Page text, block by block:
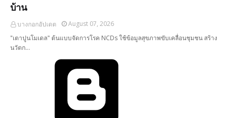
บ้าน
บางกอกอัปเดต
August 07, 2026
"เตาปูนโมเดล" ต้นแบบจัดการโรค NCDs ใช้ข้อมูลสุขภาพขับเคลื่อนชุมชน สร้าง
นวัตก…